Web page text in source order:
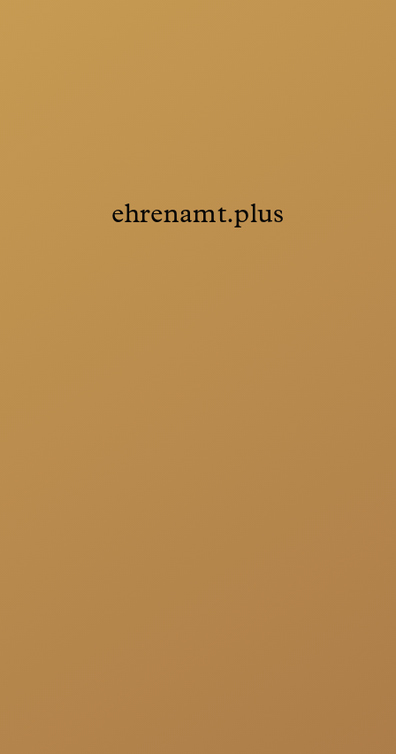
ehrenamt.plus